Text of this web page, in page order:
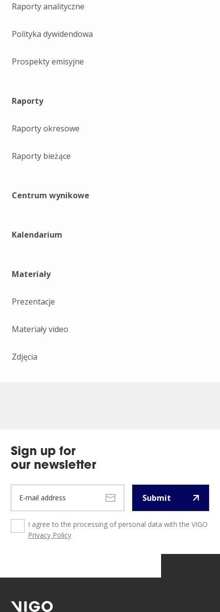
Raporty analityczne
Polityka dywidendowa
Prospekty emisyjne
Raporty
Raporty okresowe
Raporty bieżące
Centrum wynikowe
Kalendarium
Materiały
Prezentacje
Materiały video
Zdjęcia
Sign up for
our newsletter
Submit
I agree to the processing of personal data with the VIGO
Privacy Policy